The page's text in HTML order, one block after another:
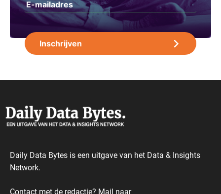
Daily Data Bytes is een uitgave van het Data & Insights
Network.
Contact met de redactie? Mail naar